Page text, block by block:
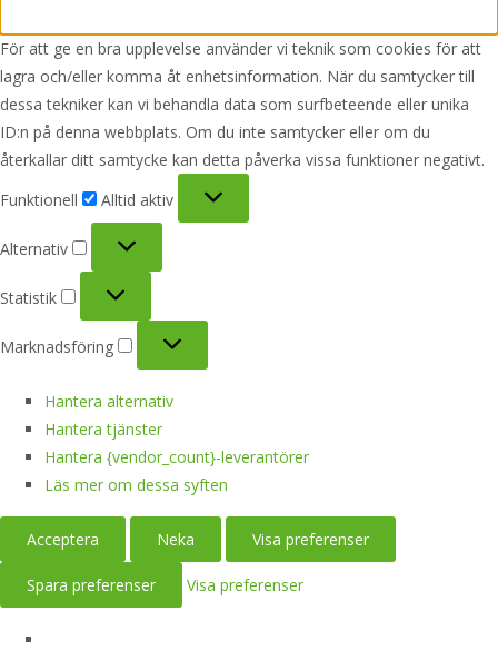
För att ge en bra upplevelse använder vi teknik som cookies för att
lagra och/eller komma åt enhetsinformation. När du samtycker till
dessa tekniker kan vi behandla data som surfbeteende eller unika
ID:n på denna webbplats. Om du inte samtycker eller om du
återkallar ditt samtycke kan detta påverka vissa funktioner negativt.
Funktionell
Alltid aktiv
Alternativ
Statistik
Marknadsföring
Hantera alternativ
Hantera tjänster
Hantera {vendor_count}-leverantörer
Läs mer om dessa syften
Acceptera Neka Visa preferenser
Spara preferenser Visa preferenser